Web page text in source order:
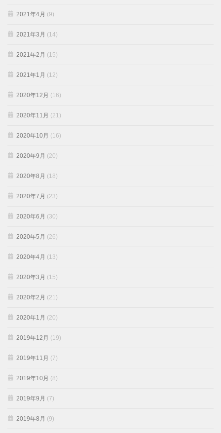
2021年4月 (9)
2021年3月 (14)
2021年2月 (15)
2021年1月 (12)
2020年12月 (16)
2020年11月 (21)
2020年10月 (16)
2020年9月 (20)
2020年8月 (18)
2020年7月 (23)
2020年6月 (30)
2020年5月 (26)
2020年4月 (13)
2020年3月 (15)
2020年2月 (21)
2020年1月 (20)
2019年12月 (19)
2019年11月 (7)
2019年10月 (8)
2019年9月 (7)
2019年8月 (9)